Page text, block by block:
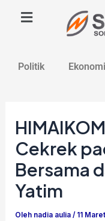
Politik Ekonomi
Cekrek
Bersama
Yatim
Oleh nadia aulia/ 11
navigation